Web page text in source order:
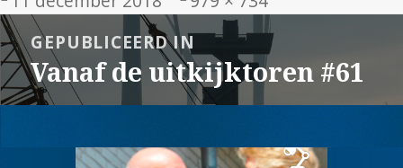
op
grootte
Bericht
navigatieGEPUBLICEERD IN
Vanaf de uitkijktoren #61